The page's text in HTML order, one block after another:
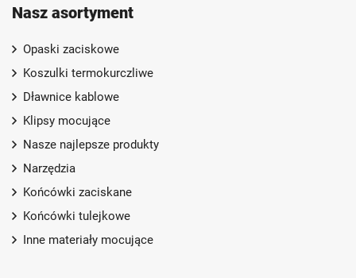
Nasz asortyment
Opaski zaciskowe
Koszulki termokurczliwe
Dławnice kablowe
Klipsy mocujące
Nasze najlepsze produkty
Narzędzia
Końcówki zaciskane
Końcówki tulejkowe
Inne materiały mocujące